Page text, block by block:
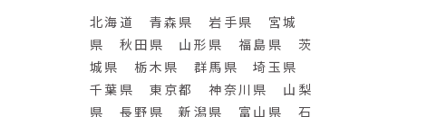
北海道 青森県 岩手県 宮城
県 秋田県 山形県 福島県 茨
城県 栃木県 群馬県 埼玉県
千葉県 東京都 神奈川県 山梨
県 長野県 新潟県 富山県 石